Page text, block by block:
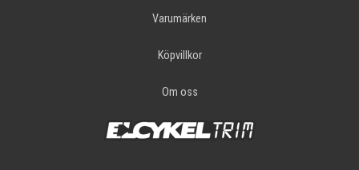
Varumärken
Köpvillkor
Om oss